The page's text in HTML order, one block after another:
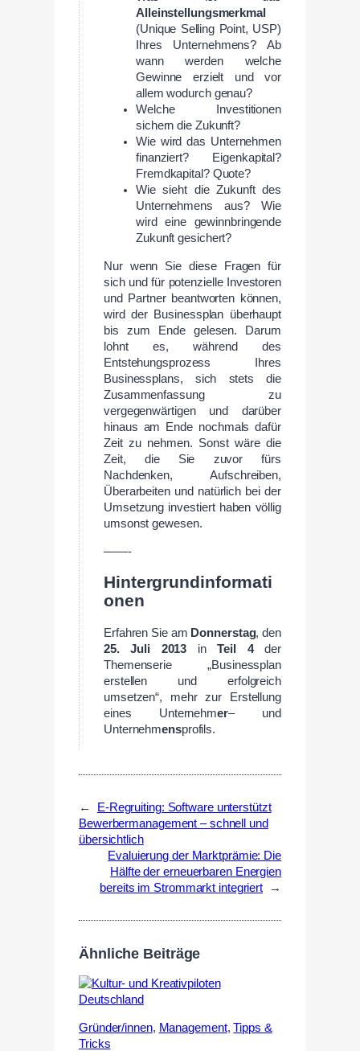
Alleinstellungsmerkmal
(Unique Selling Point, USP)
Ihres Unternehmens? Ab
wann werden welche
Gewinne erzielt und vor
allem wodurch genau?
Welche Investitionen
sichern die Zukunft?
Wie wird das Unternehmen
finanziert? Eigenkapital?
Fremdkapital? Quote?
Wie sieht die Zukunft des
Unternehmens aus? Wie
wird eine gewinnbringende
Zukunft gesichert?
Nur wenn Sie diese Fragen für
sich und für potenzielle Investoren
und Partner beantworten können,
wird der Businessplan überhaupt
bis zum Ende gelesen. Darum
lohnt es, während des
Entstehungsprozess Ihres
Businessplans, sich stets die
Zusammenfassung zu
vergegenwärtigen und darüber
hinaus am Ende nochmals dafür
Zeit zu nehmen. Sonst wäre die
Zeit, die Sie zuvor fürs
Nachdenken, Aufschreiben,
Überarbeiten und natürlich bei der
Umsetzung investiert haben völlig
umsonst gewesen.
——-
Hintergrundinformati
onen
Erfahren Sie am Donnerstag, den
25. Juli 2013 inTeil 4der
Themenserie „Businessplan
erstellen und erfolgreich
umsetzen“, mehr zur Erstellung
eines Unternehmer– und
Unternehmensprofils.
←
E-Regruiting: Software unterstützt
Bewerbermanagement – schnell und
übersichtlich
Evaluierung der Marktprämie: Die
Hälfte der erneuerbaren Energien
bereits im Strommarkt integriert
→
Ähnliche Beiträge
Gründer/innen, Management,Tipps &
Tricks